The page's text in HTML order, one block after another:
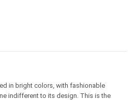
in bright colors, with fashionable
indifferent to its design. This is the